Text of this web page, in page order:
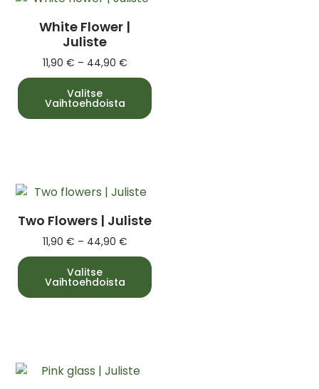
White Flower |
Juliste
11,90 € – 44,90 €
Valitse
Vaihtoehdoista
Two Flowers | Juliste
11,90 € – 44,90 €
Valitse
Vaihtoehdoista